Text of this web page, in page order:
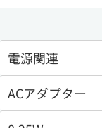
電源関連
ACアダプター